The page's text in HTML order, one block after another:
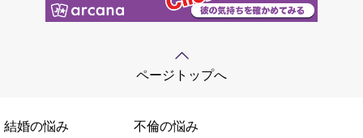
ページトップへ
結婚の悩み 不倫の悩み